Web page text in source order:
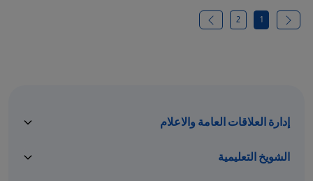
1
2
إدارة العلاقات العامة والاعلام
الشويخ التعليمية